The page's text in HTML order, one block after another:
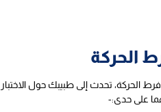
الحركة
تحدث إلى طبيبك حول الاختبار
على حدى:-